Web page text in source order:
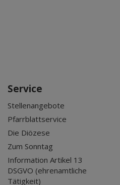
Service
Stellenangebote
Pfarrblattservice
Die Diözese
Zum Sonntag
Information Artikel 13
DSGVO (ehrenamtliche
Tätigkeit)